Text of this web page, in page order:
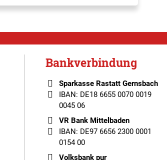
Bankverbindung
Sparkasse Rastatt Gernsbach
IBAN: DE18 6655 0070 0019
0045 06
VR Bank Mittelbaden
IBAN: DE97 6656 2300 0001
0154 00
Volksbank pur